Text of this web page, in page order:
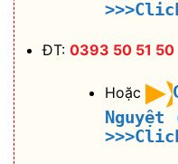
ĐT: 0393 50 51 50
Hoặc
Nguyệt